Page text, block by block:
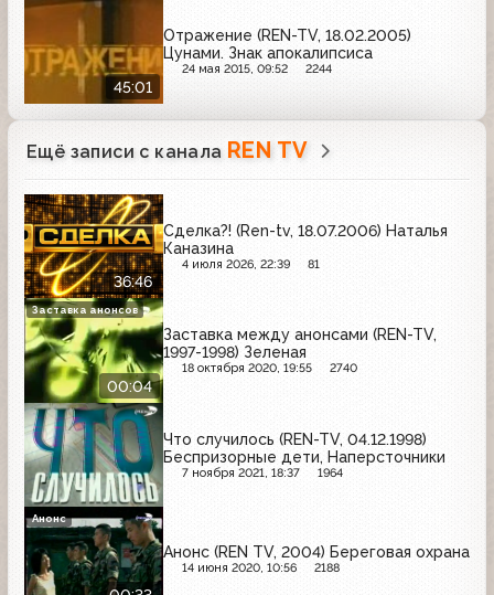
45:01
Отражение (REN-TV, 18.02.2005)
Цунами. Знак апокалипсиса
24 мая 2015, 09:52 2244
Ещё записи с канала REN TV
36:46
Сделка?! (Ren-tv, 18.07.2006) Наталья
Каназина
4 июля 2026, 22:39 81
00:04
Заставка между анонсами (REN-TV,
1997-1998) Зеленая
18 октября 2020, 19:55 2740
Заставка анонсов
Что случилось (REN-TV, 04.12.1998)
Беспризорные дети, Наперсточники
7 ноября 2021, 18:37 1964
Анонс (REN TV, 2004) Береговая охрана
14 июня 2020, 10:56 2188
Анонс